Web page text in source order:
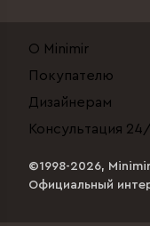
О Minimir
Покупателю
Дизайнерам
Консультация
©1998-2026,
Официальный